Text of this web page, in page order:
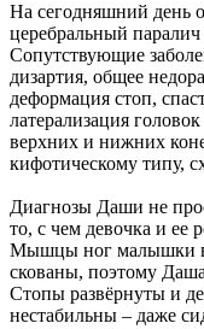
На сегодняшний день
церебральный паралич
Сопутствующие
дизартия, общее
деформация стоп,
латерализация
верхних и нижних
кифотическому типу,
Диагнозы Даши не
то, с чем девочка и ее
Мышцы ног малышки
скованы, поэтому
Стопы развёрнуты и
нестабильны – даже